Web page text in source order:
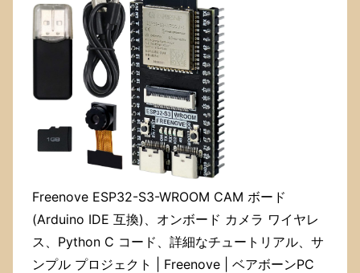
し
た．
複
数
あ
る
回
復
パ
ー
テ
シ
特
に，
Freenove ESP32-S3-WROOM CAM ボード
(Arduino IDE 互換)、オンボード カメラ ワイヤレ
ス、Python C コード、詳細なチュートリアル、サ
ンプル プロジェクト | Freenove | ベアボーンPC